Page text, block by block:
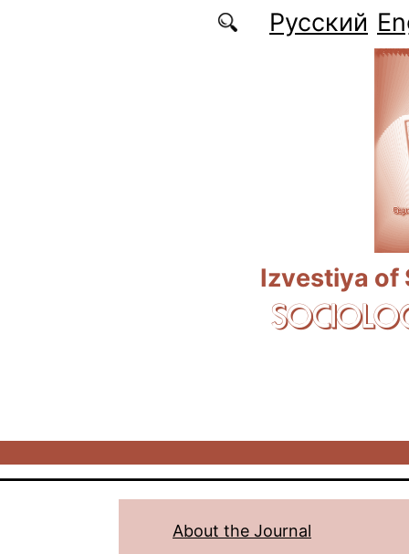
Русский
Izvestiya of
About the Journal